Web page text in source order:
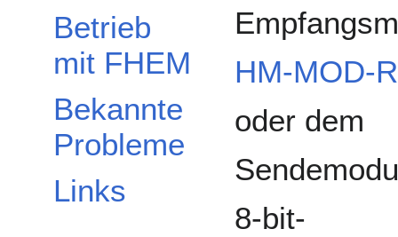
Betrieb
mit FHEM
Bekannte
Probleme
Links
HM-MOD-
oder dem
8-bit-